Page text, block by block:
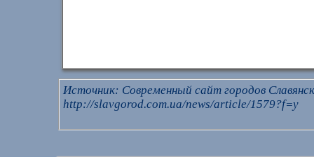
Источник: Современный сайт городов
http://slavgorod.com.ua/news/article/1579?f=y